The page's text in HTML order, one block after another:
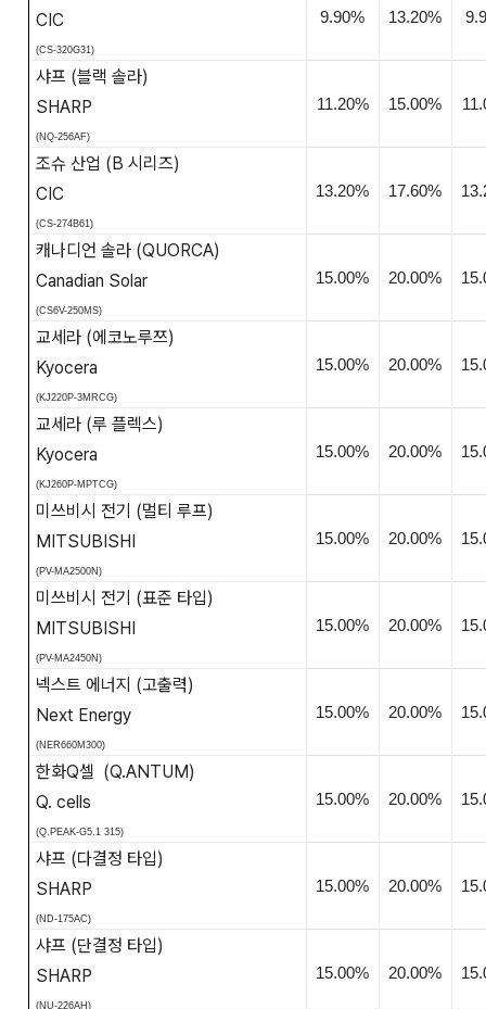
9.90% 13.20%
CIC
(CS-320G31)
샤프 (블랙 솔라)
11.20% 15.00%
SHARP
(NQ-256AF)
조슈 산업 (B시리즈)
13.20% 17.60%
CIC
(CS-274B61)
캐나디언 솔라 (QUORCA)
15.00% 20.00%
Canadian Solar
(CS6V-250MS)
교세라 (에코노루쯔)
15.00% 20.00%
Kyocera
(KJ220P-3MRCG)
교세라 (루 플렉스)
15.00% 20.00%
Kyocera
(KJ260P-MPTCG)
미쓰비시 전기 (멀티 루프)
15.00% 20.00%
MITSUBISHI
(PV-MA2500N)
미쓰비시 전기 (표준 타입)
15.00% 20.00%
MITSUBISHI
(PV-MA2450N)
넥스트 에너지 (고출력)
15.00% 20.00%
Next Energy
(NER660M300)
한화Q셀 (Q.ANTUM)
15.00% 20.00%
Q. cells
(Q.PEAK-G5.1 315)
샤프 (다결정 타입)
15.00% 20.00%
SHARP
(ND-175AC)
샤프 (단결정 타입)
15.00% 20.00%
SHARP
(NU-226AH)